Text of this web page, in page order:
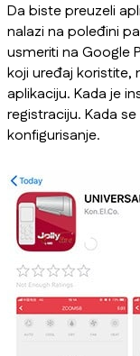
Da biste preuzeli
nalazi na poleđini
usmeriti na Google
koji uređaj koristite,
aplikaciju. Kada je
registraciju. Kada
konfigurisanje.